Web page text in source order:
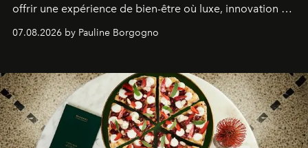
offrir une expérience de bien-être où luxe, innovation et
expertise se rencontrent.
07.08.2026 by Pauline Borgogno